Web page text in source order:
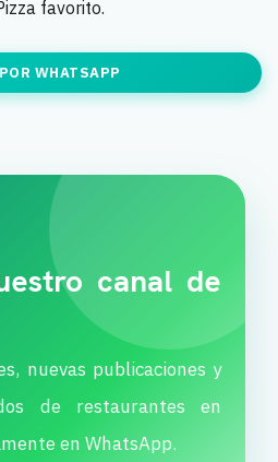
favorito.
WHATSAPP
canal de
nuevas publicaciones y
de restaurantes en
en WhatsApp.